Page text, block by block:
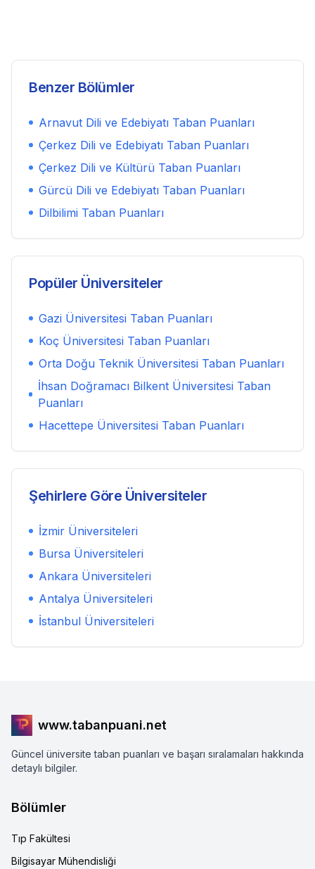
Benzer Bölümler
Arnavut Dili ve Edebiyatı Taban Puanları
Çerkez Dili ve Edebiyatı Taban Puanları
Çerkez Dili ve Kültürü Taban Puanları
Gürcü Dili ve Edebiyatı Taban Puanları
Dilbilimi Taban Puanları
Popüler Üniversiteler
Gazi Üniversitesi Taban Puanları
Koç Üniversitesi Taban Puanları
Orta Doğu Teknik Üniversitesi Taban Puanları
İhsan Doğramacı Bilkent Üniversitesi Taban
Puanları
Hacettepe Üniversitesi Taban Puanları
Şehirlere Göre Üniversiteler
İzmir Üniversiteleri
Bursa Üniversiteleri
Ankara Üniversiteleri
Antalya Üniversiteleri
İstanbul Üniversiteleri
www.tabanpuani.net
Güncel üniversite taban puanları ve başarı sıralamaları hakkında
detaylı bilgiler.
Bölümler
Tıp Fakültesi
Bilgisayar Mühendisliği